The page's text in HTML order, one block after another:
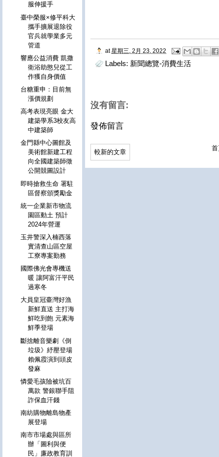
at 星期三, 2月 23, 2022
Labels: 新聞總覽-消費生活
沒有留言:
發佈留言
較新的文章
服伸援手
臺中榮服×修平科大
攜手擴展退除役
官兵就學業多元
管道
響應公益消費 凱撒
衛浴助憨兒從工
作獲自身價值
台糖重申：目前無
漲價規劃
高考表現亮眼 金大
建築學系3校友高
中建築師
金門縣中心圖館及
美術館新建工程
向全國建築師徵
公開競圖設計
即時搶救生命 署駐
區督察頒獎勵金
統一企業新市物流
園區動土 預計
2024年營運
玉井警深入楠西落
實清查山區空屋
工寮專案勤務
國際佛光會專機送
暖 讓阿富汗平民
過寒冬
大員皇冠臺灣好漁
新鮮直送 主打海
鮮吃到飽 元素海
鮮季登場
斷捨離音樂劇《倒
垃圾》紓壓登場
賴佩霞演到頭皮
發麻
憐愛毛孩險被坑百
萬款 警銀聯手阻
詐保血汗錢
南紡購物離島物產
展登場
南市市場處與區所
辦「圖利與便
民」廉政教育訓